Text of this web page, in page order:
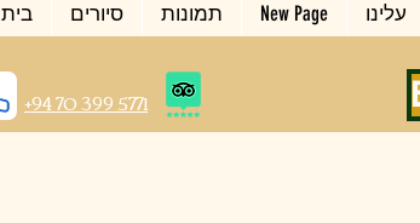
בית סיורים תמונות New Page עלינו
+94 70 399 5771